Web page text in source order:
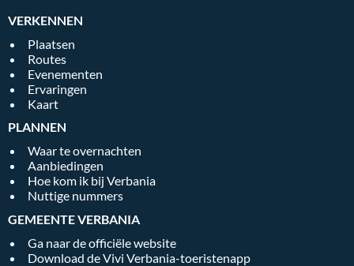
VERKENNEN
Plaatsen
Routes
Evenementen
Ervaringen
Kaart
PLANNEN
Waar te overnachten
Aanbiedingen
Hoe kom ik bij Verbania
Nuttige nummers
GEMEENTE VERBANIA
Ga naar de officiële website
Download de Vivi Verbania-toeristenapp